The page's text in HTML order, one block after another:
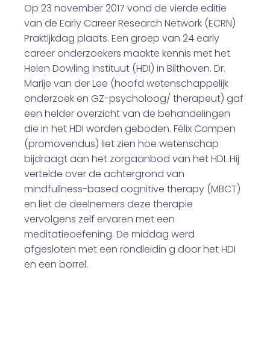
Op 23 november 2017 vond de vierde editie
van de Early Career Research Network (ECRN)
Praktijkdag plaats. Een groep van 24 early
career onderzoekers maakte kennis met het
Helen Dowling Instituut (HDI) in Bilthoven. Dr.
Marije van der Lee (hoofd wetenschappelijk
onderzoek en GZ-psycholoog/ therapeut) gaf
een helder overzicht van de behandelingen
die in het HDI worden geboden. Félix Compen
(promovendus) liet zien hoe wetenschap
bijdraagt aan het zorgaanbod van het HDI. Hij
vertelde over de achtergrond van
mindfullness-based cognitive therapy (MBCT)
en liet de deelnemers deze therapie
vervolgens zelf ervaren met een
meditatieoefening. De middag werd
afgesloten met een rondleidin g door het HDI
en een borrel.